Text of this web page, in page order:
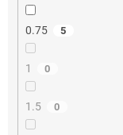
0.75 5
1 0
1.5 0